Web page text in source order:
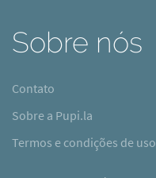
Sobre nós
Contato
Sobre a Pupi.la
Termos e condições de uso